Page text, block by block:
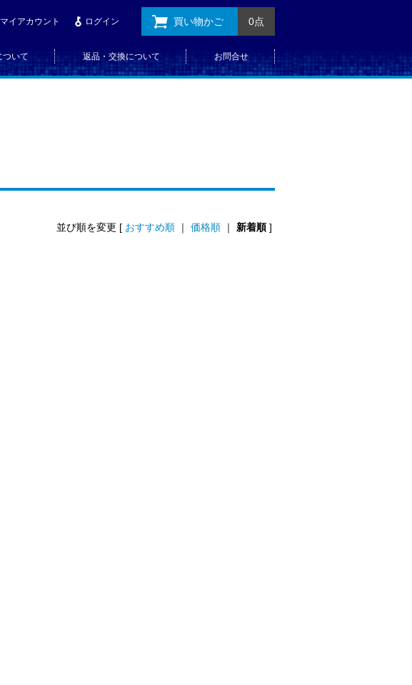
マイアカウント ログイン 買い物かご 0点
ついて 返品・交換について お問合せ
並び順を変更 [ おすすめ順 ｜ 価格順 ｜ 新着順]